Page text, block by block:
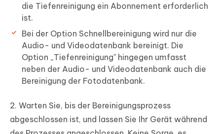
die Tiefenreinigung ein Abonnement erforderlich
ist.
Bei der Option Schnellbereinigung wird nur die
Audio- und Videodatenbank bereinigt. Die
Option „Tiefenreinigung" hingegen umfasst
neben der Audio- und Videodatenbank auch die
Bereinigung der Fotodatenbank.
2. Warten Sie, bis der Bereinigungsprozess
abgeschlossen ist, und lassen Sie Ihr Gerät während